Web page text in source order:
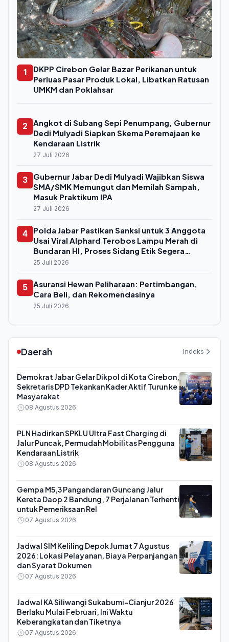
1
DKPP Cirebon Gelar Bazar Perikanan untuk
Perluas Pasar Produk Lokal, Libatkan Ratusan
UMKM dan Poklahsar
2
Angkot di Subang Sepi Penumpang, Gubernur
Dedi Mulyadi Siapkan Skema Peremajaan ke
Kendaraan Listrik
27 Juli 2026
3
Gubernur Jabar Dedi Mulyadi Wajibkan Siswa
SMA/SMK Memungut dan Memilah Sampah,
Masuk Praktikum IPA
27 Juli 2026
4
Polda Jabar Pastikan Sanksi untuk 3 Anggota
Usai Viral Alphard Terobos Lampu Merah di
Bundaran HI, Proses Sidang Etik Segera
Digelar
25 Juli 2026
5
Asuransi Hewan Peliharaan: Pertimbangan,
Cara Beli, dan Rekomendasinya
25 Juli 2026
Daerah Indeks
Demokrat Jabar Gelar Dikpol di Kota Cirebon,
Sekretaris DPD Tekankan Kader Aktif Turun ke
Masyarakat
08 Agustus 2026
PLN Hadirkan SPKLU Ultra Fast Charging di
Jalur Puncak, Permudah Mobilitas Pengguna
Kendaraan Listrik
08 Agustus 2026
Gempa M5,3 Pangandaran Guncang Jalur
Kereta Daop 2 Bandung, 7 Perjalanan Terhenti
untuk Pemeriksaan Rel
07 Agustus 2026
Jadwal SIM Keliling Depok Jumat 7 Agustus
2026: Lokasi Pelayanan, Biaya Perpanjangan
dan Syarat Dokumen
07 Agustus 2026
Jadwal KA Siliwangi Sukabumi-Cianjur 2026
Berlaku Mulai Februari, Ini Waktu
Keberangkatan dan Tiketnya
07 Agustus 2026